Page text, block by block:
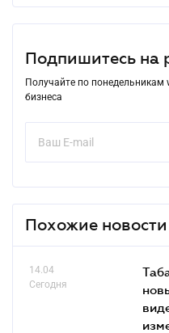
Подпишитесь на
Получайте по понедельникам
бизнеса
Похожие новости
14.04
Сегодня